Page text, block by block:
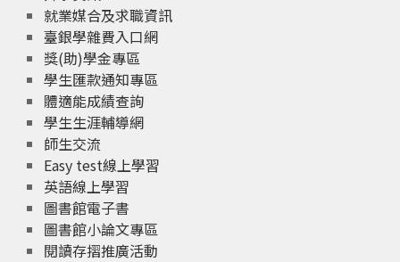
就業媒合及求職資訊
臺銀學雜費入口網
獎(助)學金專區
學生匯款通知專區
體適能成績查詢
學生生涯輔導網
師生交流
Easy test線上學習
英語線上學習
圖書館電子書
圖書館小論文專區
閱讀存摺推廣活動